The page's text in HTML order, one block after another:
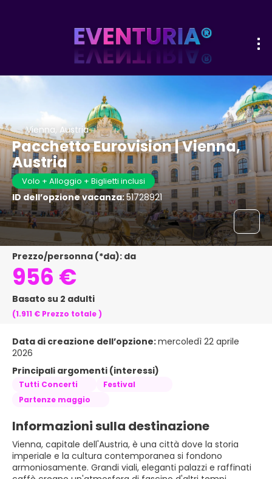
Vienna, Austria
Pacchetto Eurovision | Vienna,
Austria
Volo + Alloggio + Biglietti inclusi
ID dell’opzione vacanza:51728921
Prezzo/personna (*da): da
956 €
Basato su 2 adulti
(1.911 € Prezzo totale)
Data di creazione dell’opzione:mercoledì 22 aprile
2026
Principali argomenti (interessi)
Tutti Concerti
Festival
Partenze maggio
Informazioni sulla destinazione
Vienna, capitale dell'Austria, è una città dove la storia
imperiale e la cultura contemporanea si fondono
armoniosamente. Grandi viali, eleganti palazzi e raffinati